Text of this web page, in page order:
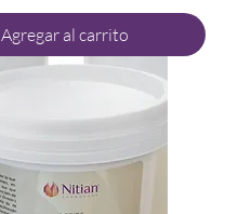
Agregar al carrito